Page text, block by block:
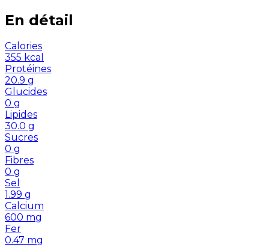
En détail
Calories
355 kcal
Protéines
20.9 g
Glucides
0 g
Lipides
30.0 g
Sucres
0 g
Fibres
0 g
Sel
1.99 g
Calcium
600 mg
Fer
0.47 mg